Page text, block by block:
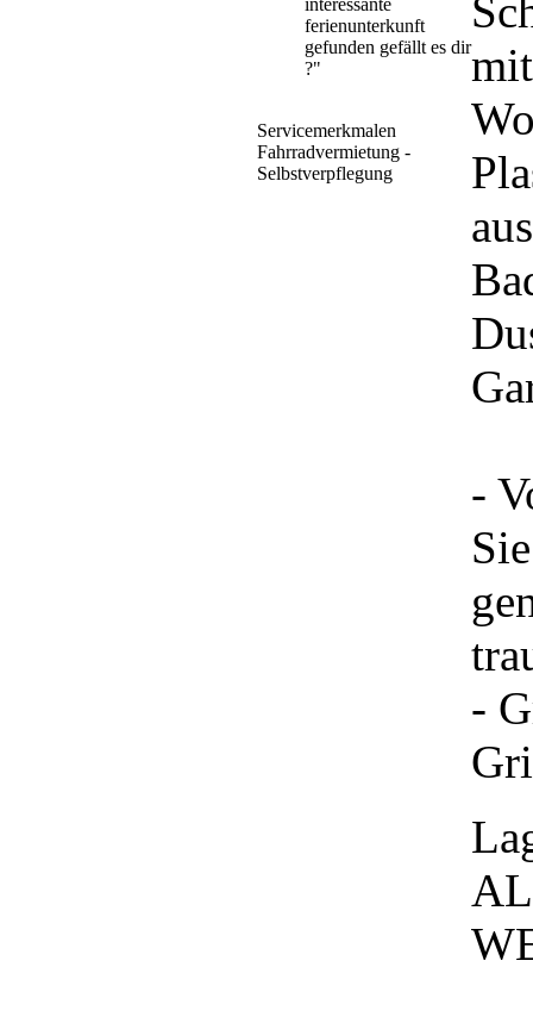
ferienunterkunft
gefunden gefällt es dir
?"
Servicemerkmalen
Fahrradvermietung -
Selbstverpflegung
-
-